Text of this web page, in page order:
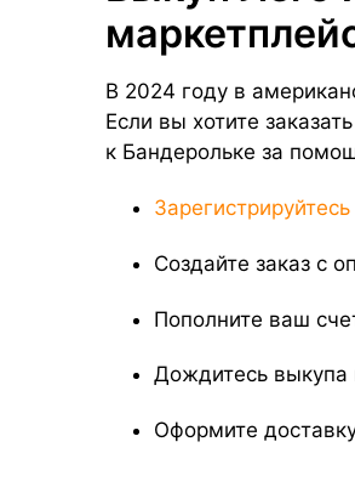
В 2024 году в
Если вы хотите
к Бандерольке за
Зарегистрируйтесь
Создайте заказ с
Пополните ваш
Дождитесь выкупа
Оформите